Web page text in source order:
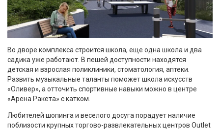
Во дворе комплекса строится школа, еще одна школа и два
садика уже работают. В пешей доступности находятся
детская и взрослая поликлиники, стоматология, аптеки.
Развить музыкальные таланты поможет школа искусств
«Оливер», а отточить спортивные навыки можно в центре
«Арена Ракета» с катком.
Любителей шопинга и веселого досуга порадует наличие
поблизости крупных торгово-развлекательных центров Outlet